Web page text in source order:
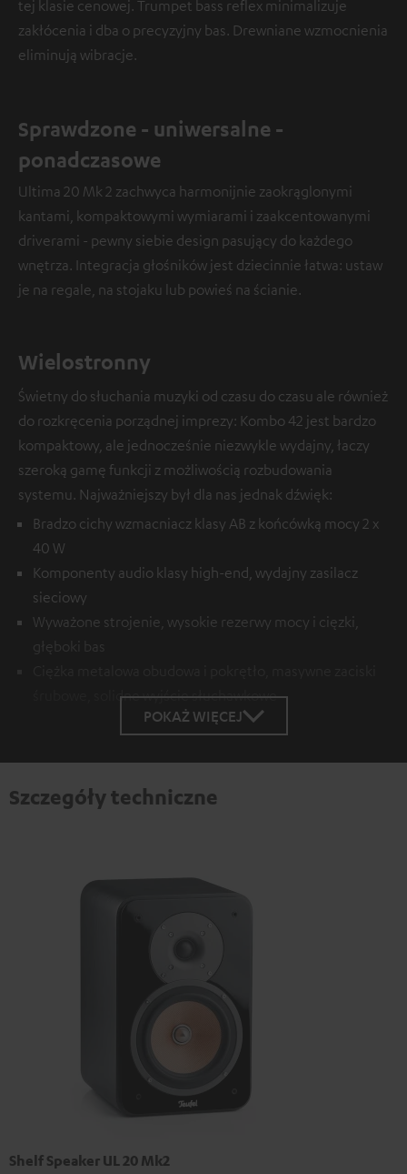
tej klasie cenowej. Trumpet bass reflex minimalizuje
zakłócenia i dba o precyzyjny bas. Drewniane wzmocnienia
eliminują wibracje.
Sprawdzone - uniwersalne -
ponadczasowe
Ultima 20 Mk 2 zachwyca harmonijnie zaokrąglonymi
kantami, kompaktowymi wymiarami i zaakcentowanymi
driverami - pewny siebie design pasujący do każdego
wnętrza. Integracja głośników jest dziecinnie łatwa: ustaw
je na regale, na stojaku lub powieś na ścianie.
Wielostronny
Świetny do słuchania muzyki od czasu do czasu ale również
do rozkręcenia porządnej imprezy: Kombo 42 jest bardzo
kompaktowy, ale jednocześnie niezwykle wydajny, łaczy
szeroką gamę funkcji z możliwością rozbudowania
systemu. Najważniejszy był dla nas jednak dźwięk:
Bradzo cichy wzmacniacz klasy AB z końcówką mocy 2 x
40 W
Komponenty audio klasy high-end, wydajny zasilacz
sieciowy
Wyważone strojenie, wysokie rezerwy mocy i cięzki,
głęboki bas
śrubowe, solidne wyjście słuchawkowe
POKAŻ WIĘCEJ
Szczegóły techniczne
Shelf Speaker UL 20 Mk2